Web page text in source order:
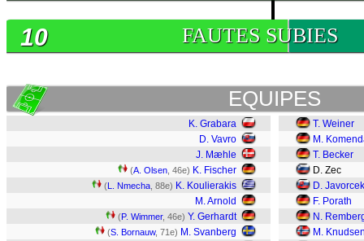
FAUTES SUBIES
10
EQUIPES
K. Grabara
D. Vavro
J. Mæhle
(A. Olsen , 46e) K. Fischer
(L. Nmecha , 88e) K. Koulierakis
M. Arnold
(P. Wimmer, 46e) Y. Gerhardt
(S. Bornauw, 71e) M. Svanberg
T. Weiner
M.
T. Becker
D. Zec
D. Javorcek
F. Porath
N.
M.